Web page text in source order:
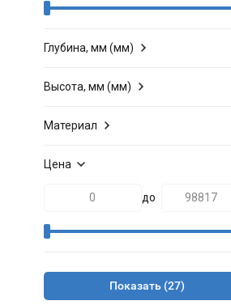
Глубина, мм (мм)
Высота, мм (мм)
Материал
Цена
до
Показать